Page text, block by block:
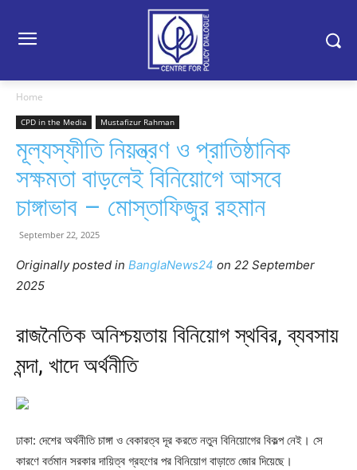
Home
CPD in the Media Mustafizur Rahman
মূল্যস্ফীতি নিয়ন্ত্রণ ও প্রাতিষ্ঠানিক
সক্ষমতা বাড়লেই বিনিয়োগে আসবে
চাঙ্গাভাব – মোস্তাফিজুর রহমান
September 22, 2025
Originally posted in BanglaNews24 on 22 September
2025
রাজনৈতিক অনিশ্চয়তায় বিনিয়োগ স্থবির, ব্যবসায়
মন্দা, খাদে অর্থনীতি
ঢাকা: দেশের অর্থনীতি চাঙ্গা ও বেকারত্ব দূর করতে নতুন বিনিয়োগের বিকল্প নেই। সে
কারণে বর্তমান সরকার দায়িত্ব গ্রহণের পর বিনিয়োগ বাড়াতে জোর দিয়েছে।